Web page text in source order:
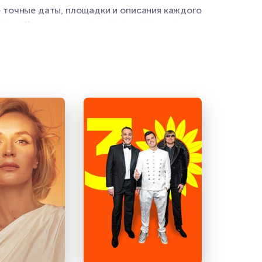
точные даты, площадки и описания каждого
в Казани можно посетить в авгусе, а
уже стали главными анонсами сезона. А
о новых датах.
выбрать места и ответим на любые